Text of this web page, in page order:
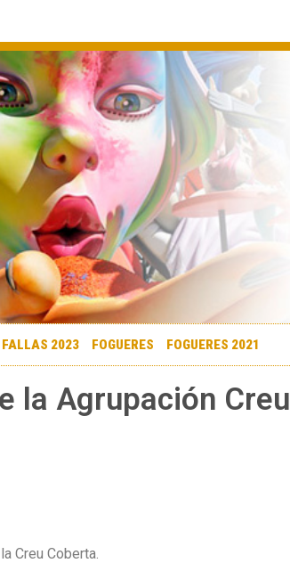
FALLAS 2023 FOGUERES FOGUERES 2021
la Agrupación Creu
Creu Coberta.